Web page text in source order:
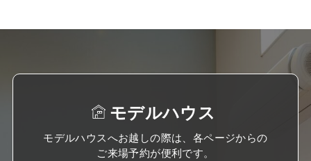
モデルハウス
モデルハウスへお越しの際は、各ページからの
ご来場予約が便利です。